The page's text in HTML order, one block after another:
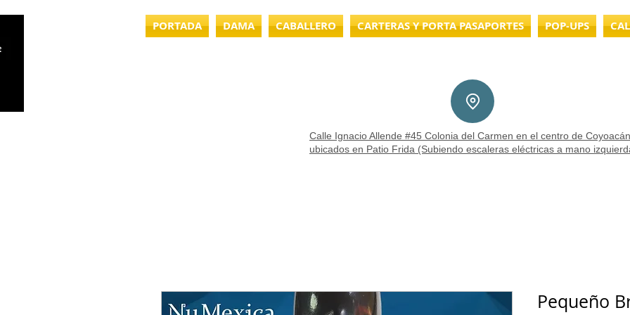
PORTADA DAMA CABALLERO CARTERAS Y PORTA PASAPORTES POP-UPS
Calle Ignacio Allende #45 Colonia del Carmen en el centro de Coyoacán,
ubicados en Patio Frida (Subiendo escaleras eléctricas a mano
Pequeño